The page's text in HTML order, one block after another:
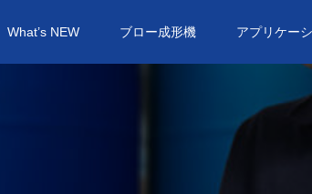
What’s NEW ブロー成形機 アプリケー